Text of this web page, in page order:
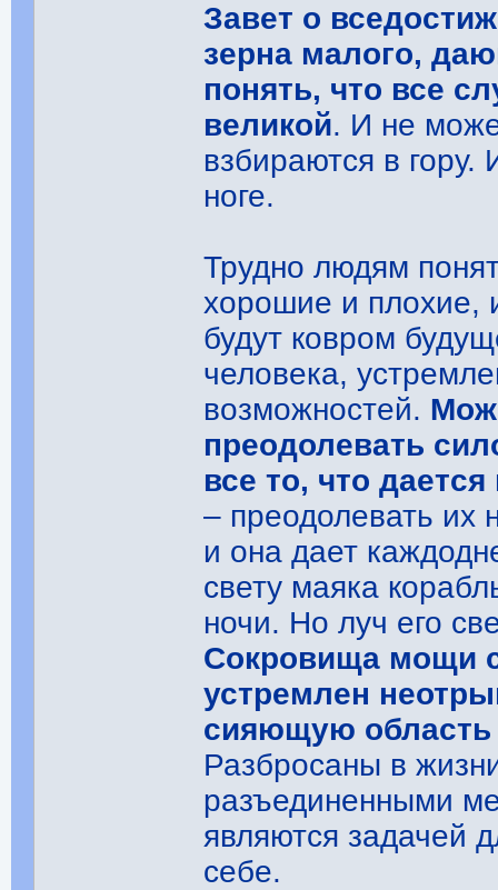
Завет о
зерна малого,
понять, что все
великой. И не
взбираются в
ноге.
Трудно людям
хорошие и плохие,
будут ковром
человека,
возможностей.
преодолевать
все то, что
– преодолевать их
и она дает
свету маяка
ночи. Но луч его
Сокровища мощи
устремлен
сияющую область
Разбросаны в
разъединенными
являются задачей
себе.